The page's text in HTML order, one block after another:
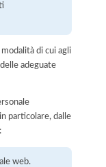
di cui agli
adeguate
particolare, dalle
web.